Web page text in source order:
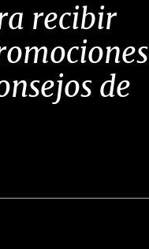
recibir
de